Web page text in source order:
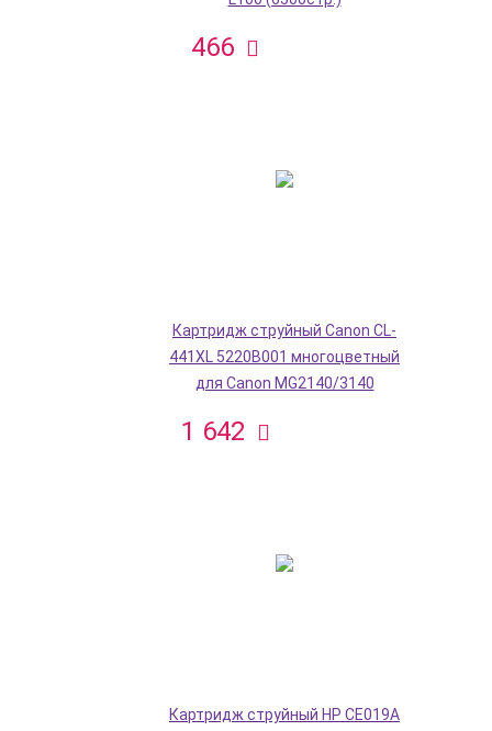
466
Картридж струйный Canon CL-
441XL 5220B001 многоцветный
для Canon MG2140/3140
1 642
Картридж струйный HP CE019A